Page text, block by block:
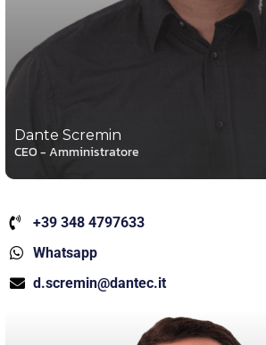
Dante Scremin
CEO - Amministratore
+39 348 4797633
Whatsapp
d.scremin@dantec.it